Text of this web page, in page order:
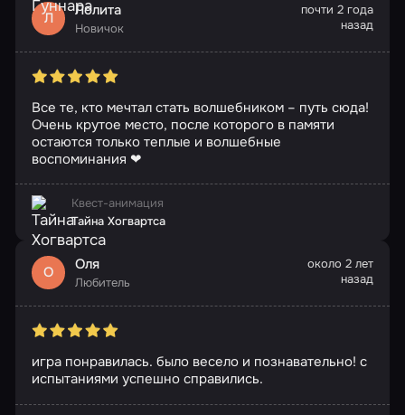
Л Лолита
Новичок
почти 2 года
назад
Все те, кто мечтал стать волшебником – путь сюда!
Очень крутое место, после которого в памяти
остаются только теплые и волшебные
воспоминания ❤
Квест-анимация
Тайна Хогвартса
О Оля
Любитель
около 2 лет
назад
игра понравилась. было весело и познавательно! с
испытаниями успешно справились.